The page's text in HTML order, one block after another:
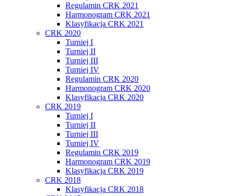
Regulamin CRK 2021
Harmonogram CRK 2021
Klasyfikacja CRK 2021
CRK 2020
Turniej I
Turniej II
Turniej III
Turniej IV
Regulamin CRK 2020
Harmonogram CRK 2020
Klasyfikacja CRK 2020
CRK 2019
Turniej I
Turniej II
Turniej III
Turniej IV
Regulamin CRK 2019
Harmonogram CRK 2019
Klasyfikacja CRK 2019
CRK 2018
Klasyfikacja CRK 2018